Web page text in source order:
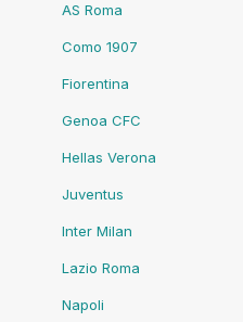
AS Roma
Como 1907
Fiorentina
Genoa CFC
Hellas Verona
Juventus
Inter Milan
Lazio Roma
Napoli